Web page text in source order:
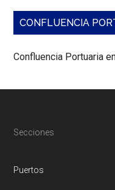
CONFLUENCIA
Confluencia Portuaria
Footer
Secciones
Puertos